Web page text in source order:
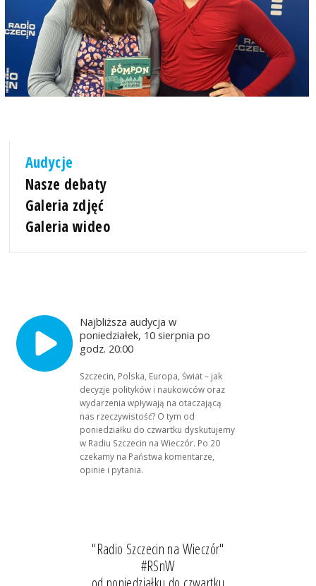
Audycje
Nasze debaty
Galeria zdjęć
Galeria wideo
Najbliższa audycja w
poniedziałek, 10 sierpnia po
godz. 20:00
Szczecin, Polska, Europa, Świat – jak
decyzje polityków i naukowców oraz
wydarzenia wpływają na otaczającą
nas rzeczywistość? O tym od
poniedziałku do czwartku dyskutujemy
w Radiu Szczecin na Wieczór. Po 20
czekamy na Państwa komentarze,
opinie i pytania.
"Radio Szczecin na Wieczór"
#RSnW